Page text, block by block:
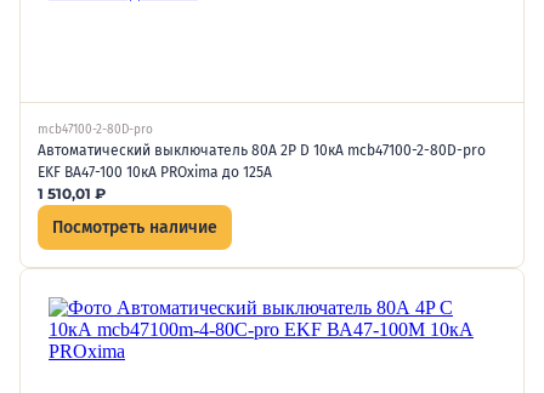
mcb47100-2-80D-pro
Автоматический выключатель 80А 2P D 10кА mcb47100-2-80D-pro
EKF ВА47-100 10кА PROxima до 125А
1 510,01 ₽
Посмотреть наличие